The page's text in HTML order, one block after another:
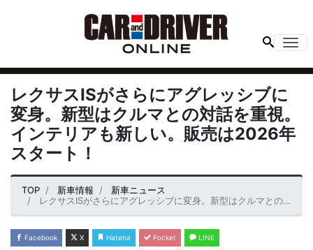
レクサスISがさらにアグレッシブに
変身。新型はクルマとの対話を重視。
インテリアも新しい。販売は2026年
スタート！
TOP 新車情報
新車ニュース
レクサスISがさらにアグレッシブに変身。新型はクルマとの対話を重視。インテリアも新しい。販売は2026年スタート！
Facebook X Hatena Pocket LINE